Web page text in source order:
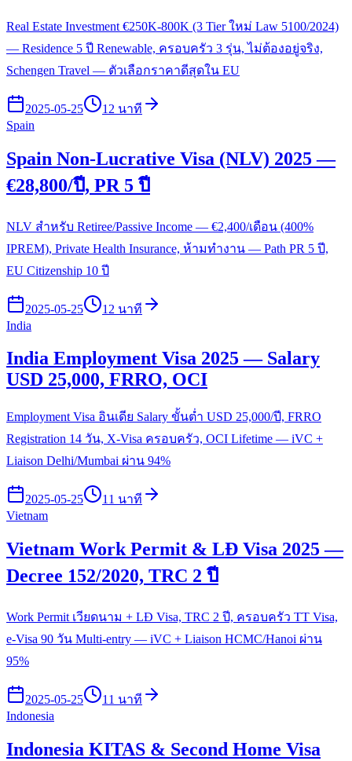
Real Estate Investment €250K-800K (3 Tier ใหม่ Law 5100/2024)
— Residence 5 ปี Renewable, ครอบครัว 3 รุ่น, ไม่ต้องอยู่จริง,
Schengen Travel — ตัวเลือกราคาดีสุดใน EU
2025-05-25
12 นาที
Spain
Spain Non-Lucrative Visa (NLV) 2025 —
€28,800/ปี, PR 5 ปี
NLV สำหรับ Retiree/Passive Income — €2,400/เดือน (400%
IPREM), Private Health Insurance, ห้ามทำงาน — Path PR 5 ปี,
EU Citizenship 10 ปี
2025-05-25
12 นาที
India
India Employment Visa 2025 — Salary
USD 25,000, FRRO, OCI
Employment Visa อินเดีย Salary ขั้นต่ำ USD 25,000/ปี, FRRO
Registration 14 วัน, X-Visa ครอบครัว, OCI Lifetime — iVC +
Liaison Delhi/Mumbai ผ่าน 94%
2025-05-25
11 นาที
Vietnam
Vietnam Work Permit & LĐ Visa 2025 —
Decree 152/2020, TRC 2 ปี
Work Permit เวียดนาม + LĐ Visa, TRC 2 ปี, ครอบครัว TT Visa,
e-Visa 90 วัน Multi-entry — iVC + Liaison HCMC/Hanoi ผ่าน
95%
2025-05-25
11 นาที
Indonesia
Indonesia KITAS & Second Home Visa